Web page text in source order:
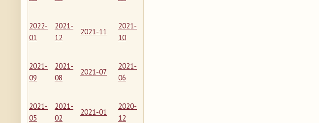
2022-
01
2021-
12
2021-11
2021-
10
2021-
09
2021-
08
2021-07
2021-
06
2021-
05
2021-
02
2021-01
2020-
12